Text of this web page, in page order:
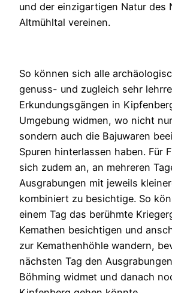
und der einzigartigen Natur des
Altmühltal vereinen.
So können sich alle
genuss- und zugleich sehr
Erkundungsgängen in
Umgebung widmen, wo nicht
sondern auch die Bajuwaren
Spuren hinterlassen haben. Für
sich zudem an, an mehreren
Ausgrabungen mit jeweils
kombiniert zu besichtige. So
einem Tag das berühmte
Kemathen besichtigen und
zur Kemathenhöhle wandern,
nächsten Tag den
Böhming widmet und danach